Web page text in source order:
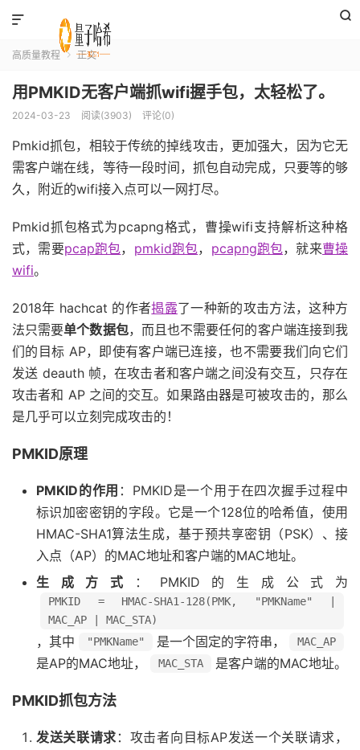


高质量教程  正文
用PMKID无客户端抓wifi握手包，太轻松了。
2024-03-23 阅读(3903) 评论(0)
Pmkid抓包，相较于传统的掉线攻击，更加强大，因为它无
需客户端在线，等待一段时间，抓包自动完成，只要等的够
久，附近的wifi接入点可以一网打尽。
Pmkid抓包格式为pcapng格式，曹操wifi支持解析这种格
式，需要pcap跑包， pmkid跑包， pcapng跑包，就来曹操
wifi。
2018年 hachcat 的作者揭露了一种新的攻击方法，这种方
法只需要单个数据包，而且也不需要任何的客户端连接到我
们的目标 AP，即使有客户端已连接，也不需要我们向它们
发送 deauth 帧，在攻击者和客户端之间没有交互，只存在
攻击者和 AP 之间的交互。如果路由器是可被攻击的，那么
是几乎可以立刻完成攻击的！
PMKID原理
PMKID的作用 ：PMKID是一个用于在四次握手过程中
标识加密密钥的字段。它是一个128位的哈希值，使用
HMAC-SHA1算法生成，基于预共享密钥（PSK）、接
入点（AP）的MAC地址和客户端的MAC地址。
生成方式
：PMKID的生成公式为
PMKID = HMAC-SHA1-128(PMK, "PMKName" |
MAC_AP | MAC_STA)
，其中 "PMKName" 是一个固定的字符串， MAC_AP
是AP的MAC地址， MAC_STA 是客户端的MAC地址。
PMKID抓包方法
发送关联请求 ：攻击者向目标AP发送一个关联请求，